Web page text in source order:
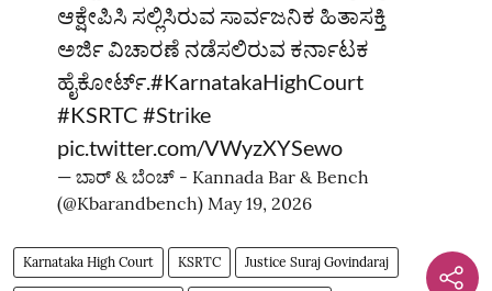
ಆಕ್ಷೇಪಿಸಿ ಸಲ್ಲಿಸಿರುವ ಸಾರ್ವಜನಿಕ ಹಿತಾಸಕ್ತಿ
ಅರ್ಜಿ ವಿಚಾರಣೆ ನಡೆಸಲಿರುವ ಕರ್ನಾಟಕ
ಹೈಕೋರ್ಟ್‌.#KarnatakaHighCourt
#KSRTC #Strike
pic.twitter.com/VWyzXYSewo
— ಬಾರ್‌ & ಬೆಂಚ್ - Kannada Bar & Bench
(@Kbarandbench) May 19, 2026
Karnataka High Court KSRTC Justice Suraj Govindaraj